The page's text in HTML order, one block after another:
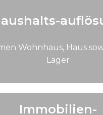
Wohnhaus, Haus
Lager
Immobilien-